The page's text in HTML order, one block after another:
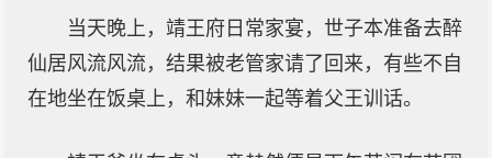
当天晚上，靖王府日常家宴，世子本准备去醉
仙居风流风流，结果被老管家请了回来，有些不自
在地坐在饭桌上，和妹妹一起等着父王训话。